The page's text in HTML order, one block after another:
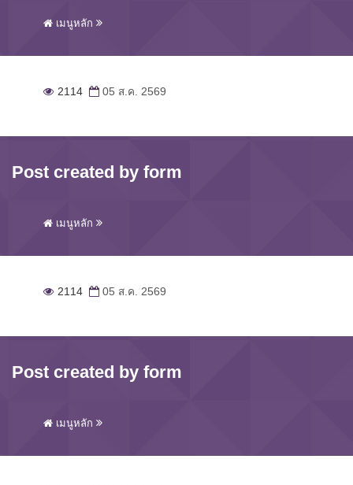
เมนูหลัก
2114 05 ส.ค. 2569
Post created by form
เมนูหลัก
2114 05 ส.ค. 2569
Post created by form
เมนูหลัก